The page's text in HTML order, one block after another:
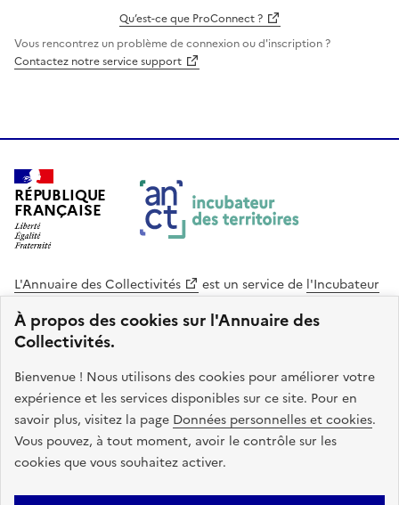
À propos des cookies sur l'Annuaire des
Collectivités.
Bienvenue ! Nous utilisons des cookies pour améliorer votre
expérience et les services disponibles sur ce site. Pour en
savoir plus, visitez la page Données personnelles et cookies.
Vous pouvez, à tout moment, avoir le contrôle sur les
cookies que vous souhaitez activer.
Qu’est-ce que ProConnect ?
Vous rencontrez un problème de connexion ou d'inscription ?
Contactez notre service support
RÉPUBLIQUE
FRANÇAISE
L'Annuaire des Collectivités est un service de l'Incubateur
Cohésion des Territoires
. Le code source de ce site web
est disponible en licence libre. Le design de ce site est conçu
avec le système de design de l’État.
legifrance.gouv.fr
info.gouv.fr
service-public.gouv.fr
data.gouv.fr
Plan du site Accessibilite : non conforme Mentions légales